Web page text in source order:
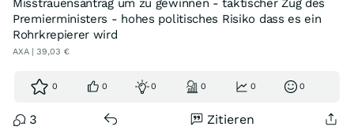
Misstrauensantrag um zu gewinnen - taktischer Zug des
Premierministers - hohes politisches Risiko dass es ein
Rohrkrepierer wird
AXA | 39,03 €
0 0 0 0 0 0
3 Zitieren